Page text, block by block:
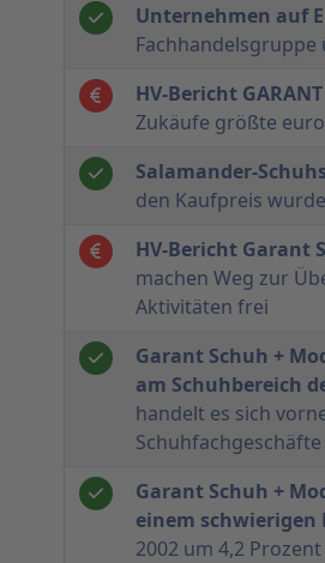
Unternehmen auf
HV-Bericht GARANT
Zukäufe größte
Salamander-
den Kaufpreis
HV-Bericht Garant
machen Weg zur
Aktivitäten frei
Garant Schuh +
am Schuhbereich
handelt es sich
Garant Schuh +
einem
2002 um 4,2